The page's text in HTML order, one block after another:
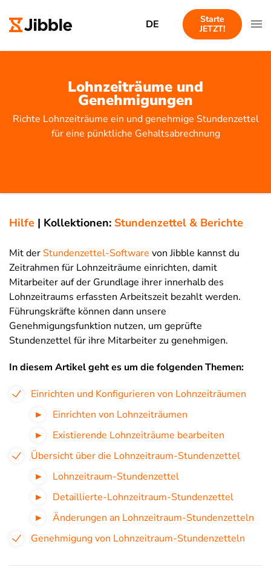
DE
Starte
JETZT!
Lohnzeiträume und
Genehmigungen
Richte Lohnzeiträume ein und genehmige Stundenzettel
für eine pünktliche Gehaltsabrechnung
Hilfe | Kollektionen: Stundenzettel & Berichte
Mit der Stundenzettel-Software von Jibble kannst du
Zeitrahmen für Lohnzeiträume einrichten, damit
Mitarbeiter auf der Grundlage ihrer innerhalb des
Lohnzeitraums erfassten Arbeitszeit bezahlt werden.
Führungskräfte können dann unsere
Genehmigungsfunktion nutzen, um geprüfte
Stundenzettel für ihre Mitarbeiter zu genehmigen.
In diesem Artikel geht es um die folgenden Themen:
Einrichten und Konfigurieren von Lohnzeiträumen
Einrichten von Lohnzeiträumen
Existierende Lohnzeiträume bearbeiten
Übersicht über die Lohnzeitraum-Stundenzettel
Lohnzeitraum-Stundenzettel
Detaillierte-Lohnzeitraum-Stundenzettel
Änderungen an Lohnzeitraum-Stundenzetteln
Genehmigung von Lohnzeitraum-Stundenzetteln